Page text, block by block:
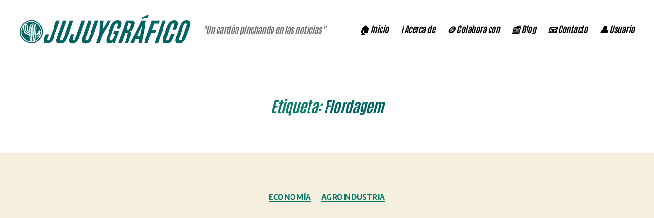
"Un cardón pinchando en las noticias" 🏠 Inicio ℹ️ Acerca de 🪙 Colabora con 📰 Blog 📧 Contacto 👤 Usuario
Etiqueta:Flordagem
Categorías
ECONOMÍA AGROINDUSTRIA